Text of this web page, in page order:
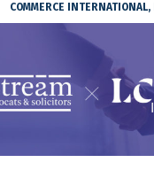
COMMERCE